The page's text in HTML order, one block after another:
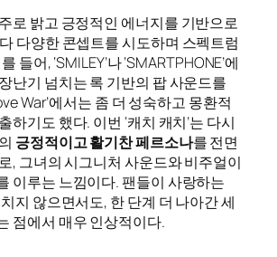
로 밝고 긍정적인 에너지를 기반으로
다양한 콘셉트를 시도하며 스펙트럼
들어, ‘SMILEY’나 ‘SMARTPHONE’에
난기 넘치는 록 기반의 팝 사운드를
War’에서는 좀 더 성숙하고 몽환적
하기도 했다. 이번 ‘캐치 캐치’는 다시
긍정적이고 활기찬 페르소나를 전면
, 그녀의 시그니처 사운드와 비주얼이
이루는 느낌이다. 팬들이 사랑하는
치지 않으면서도, 한 단계 더 나아간 세
점에서 매우 인상적이다.